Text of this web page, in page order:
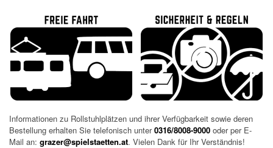
Informationen zu Rollstuhlplätzen und ihrer Verfügbarkeit sowie deren
Bestellung erhalten Sie telefonisch unter0316/8008-9000 oder per E-
Mail an: grazer@spielstaetten.at. Vielen Dank für Ihr Verständnis!